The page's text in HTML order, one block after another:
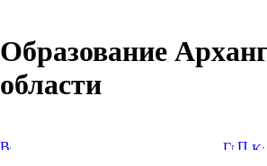
Образование
области